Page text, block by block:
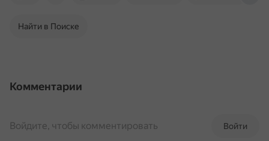
Найти в Поиске
Комментарии
Войти
Войдите, чтобы комментировать